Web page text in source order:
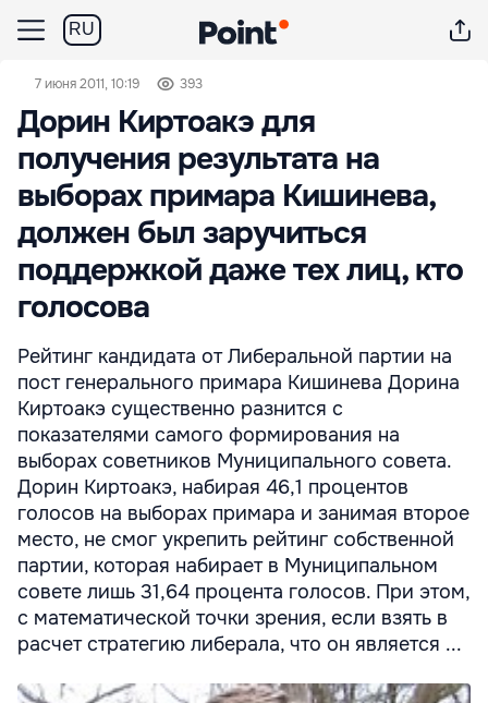
RU
7 июня 2011, 10:19 393
Дорин Киртоакэ для
получения результата на
выборах примара Кишинева,
должен был заручиться
поддержкой даже тех лиц, кто
голосова
Рейтинг кандидата от Либеральной партии на
пост генерального примара Кишинева Дорина
Киртоакэ существенно разнится с
показателями самого формирования на
выборах советников Муниципального совета.
Дорин Киртоакэ, набирая 46,1 процентов
голосов на выборах примара и занимая второе
место, не смог укрепить рейтинг собственной
партии, которая набирает в Муниципальном
совете лишь 31,64 процента голосов. При этом,
с математической точки зрения, если взять в
расчет стратегию либерала, что он является ...